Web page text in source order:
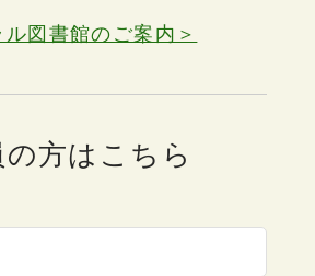
ル図書館のご案内＞
の方はこちら